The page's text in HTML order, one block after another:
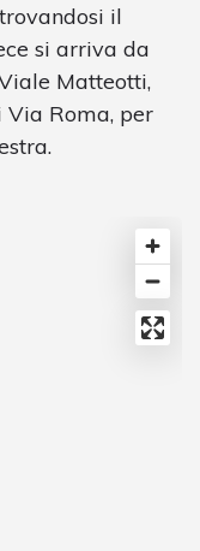
il
si arriva da
Matteotti,
Roma, per